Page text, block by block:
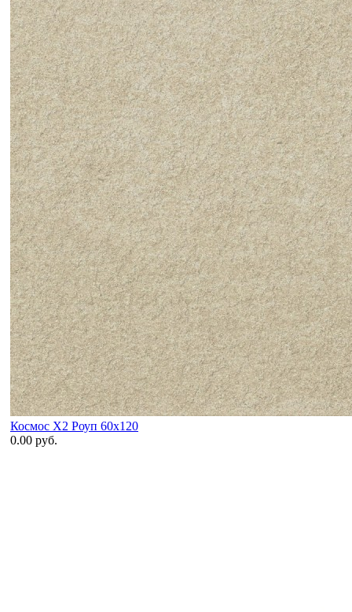
Космос X2 Роуп 60x120
0.00 руб.